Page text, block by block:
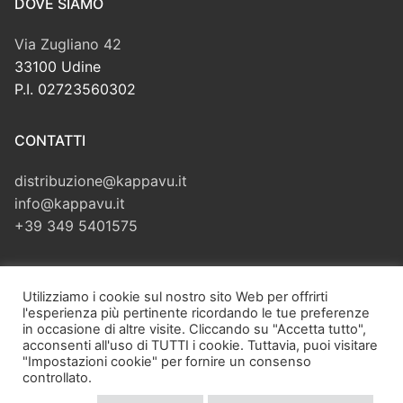
Via Zugliano 42
33100 Udine
P.I. 02723560302
CONTATTI
distribuzione@kappavu.it
info@kappavu.it
+39 349 5401575
Cerca:
Utilizziamo i cookie sul nostro sito Web per offrirti
l'esperienza più pertinente ricordando le tue preferenze
in occasione di altre visite. Cliccando su "Accetta tutto",
acconsenti all'uso di TUTTI i cookie. Tuttavia, puoi visitare
"Impostazioni cookie" per fornire un consenso
controllato.